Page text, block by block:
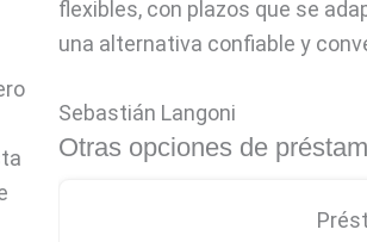
flexibles, con plazos que se
una alternativa confiable y
Sebastián Langoni
Otras opciones de